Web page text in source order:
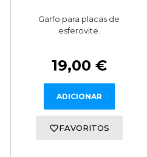
Garfo para placas de
esferovite.
19,00 €
ADICIONAR
FAVORITOS